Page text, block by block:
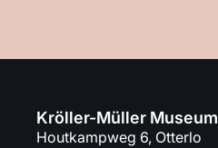
Kröller-Müller Museum
Houtkampweg 6, Otterlo